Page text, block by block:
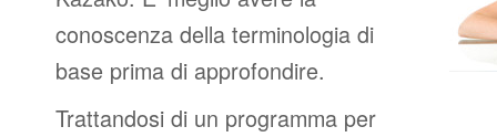
conoscenza della terminologia di
base prima di approfondire.
Trattandosi di un programma per